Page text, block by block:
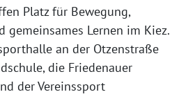
Platz für Bewegung,
gemeinsames Lernen im Kiez.
an der Otzenstraße
die Friedenauer
der Vereinssport